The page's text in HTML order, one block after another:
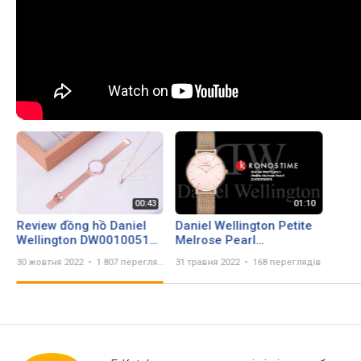
Review đồng hồ Daniel
Wellington DW00100516
kế siêu mỏng chỉ 6mm.
30 жовтня 2022 1 807 переглядів
Daniel Wellington Petite
Melrose Pearl
KronosTime.RU обзор
часов
31 травня 2022 168 переглядів